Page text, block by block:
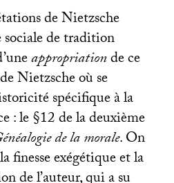
de Nietzsche
de tradition
appropriationde ce
Nietzsche où se
spécifique à la
: le §12 de la deuxième
de la morale. On
finesse exégétique et la